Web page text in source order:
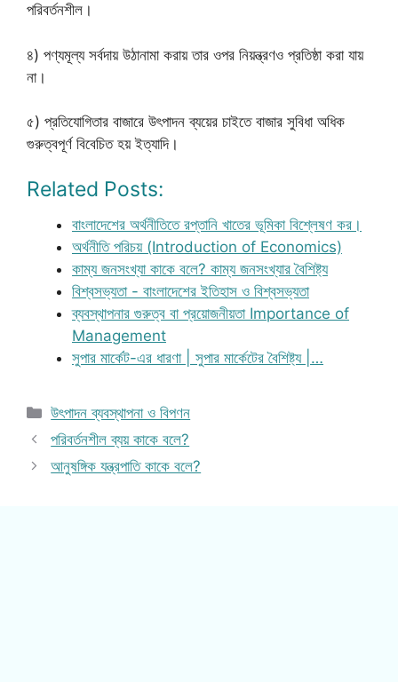
পরিবর্তনশীল।
৪) পণ্যমূল্য সর্বদায় উঠানামা করায় তার ওপর নিয়ন্ত্রণও প্রতিষ্ঠা করা যায়
না।
৫) প্রতিযোগিতার বাজারে উৎপাদন ব্যয়ের চাইতে বাজার সুবিধা অধিক
গুরুত্বপূর্ণ বিবেচিত হয় ইত্যাদি।
Related Posts:
বাংলাদেশের অর্থনীতিতে রপ্তানি খাতের ভূমিকা বিশ্লেষণ কর।
অর্থনীতি পরিচয় (Introduction of Economics)
কাম্য জনসংখ্যা কাকে বলে? কাম্য জনসংখ্যার বৈশিষ্ট্য
বিশ্বসভ্যতা - বাংলাদেশের ইতিহাস ও বিশ্বসভ্যতা
ব্যবস্থাপনার গুরুত্ব বা প্রয়োজনীয়তা Importance of
Management
সুপার মার্কেট-এর ধারণা | সুপার মার্কেটের বৈশিষ্ট্য |…
Categories
উৎপাদন ব্যবস্থাপনা ও বিপণন
পরিবর্তনশীল ব্যয় কাকে বলে?
আনুষঙ্গিক যন্ত্রপাতি কাকে বলে?